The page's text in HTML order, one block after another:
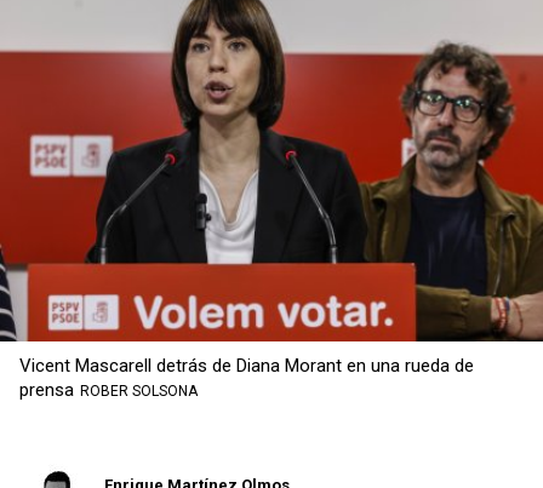
Vicent Mascarell detrás de Diana Morant en una rueda de
prensa ROBER SOLSONA